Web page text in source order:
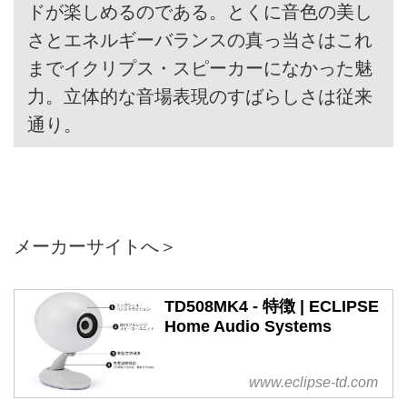
ドが楽しめるのである。とくに音色の美し
さとエネルギーバランスの真っ当さはこれ
までイクリプス・スピーカーになかった魅
力。立体的な音場表現のすばらしさは従来
通り。
メーカーサイトへ＞
TD508MK4 - 特徴 | ECLIPSE
Home Audio Systems
www.eclipse-td.com